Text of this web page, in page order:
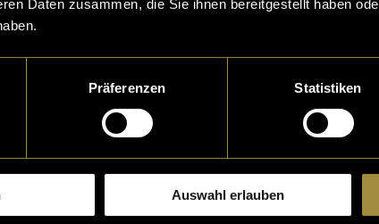
Daten zusammen, die Sie ihnen bereitgestellt haben
Präferenzen Statistiken
Auswahl erlauben
Projekt im Umfang von 120 Stunden umsetzen
deshalb sofort mein erster Gedanke.
im Simulator
der echten Drohne nach draussen ging, begann
mir den FPV-Simulator Liftoff auf Steam
Controller, den ich später auch für die echte